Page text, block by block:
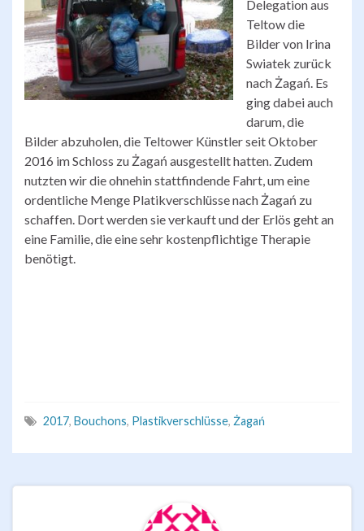
Delegation aus
Teltow die
Bilder von Irina
Swiatek zurück
nach Żagań. Es
ging dabei auch
darum, die
Bilder abzuholen, die Teltower Künstler seit Oktober
2016 im Schloss zu Żagań ausgestellt hatten. Zudem
nutzten wir die ohnehin stattfindende Fahrt, um eine
ordentliche Menge Platikverschlüsse nach Żagań zu
schaffen. Dort werden sie verkauft und der Erlös geht an
eine Familie, die eine sehr kostenpflichtige Therapie
benötigt.
2017, Bouchons, Plastikverschlüsse, Żagań